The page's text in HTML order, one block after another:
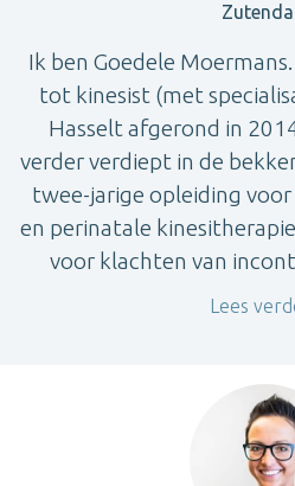
Ik ben Goedele
tot kinesist (met
Hasselt afgerond in
verder verdiept in de
twee-jarige opleiding
en perinatale
voor klachten van
Lees